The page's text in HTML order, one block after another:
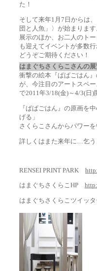
た！
そして来年1月7日からは
団と人魚」〉が始まりま
展示のほか、お二人のト
も迎えてイベントが多数
どうぞご期待ください！
はまぐちさくらこさんの
衝撃の絵本『ぱぱごはん
が、今注目のアートスペ
で2011年3/18(金)～4/3(日
『ぱぱごはん』の原画を
げる」
さくらこさんからパワー
詳しくはまた来年に…乞
RENSEI PRINT PARK
はまぐちさくらこHP
はまぐちさくらこツイッ